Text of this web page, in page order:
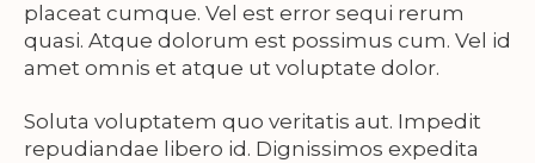
placeat cumque. Vel est error sequi rerum
quasi. Atque dolorum est possimus cum. Vel id
amet omnis et atque ut voluptate dolor.
Soluta voluptatem quo veritatis aut. Impedit
repudiandae libero id. Dignissimos expedita